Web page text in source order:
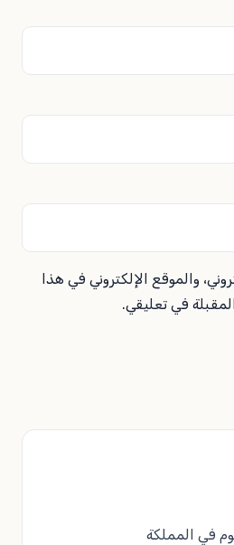
والموقع الإلكتروني في هذا
في تعليقي.
في المملكة